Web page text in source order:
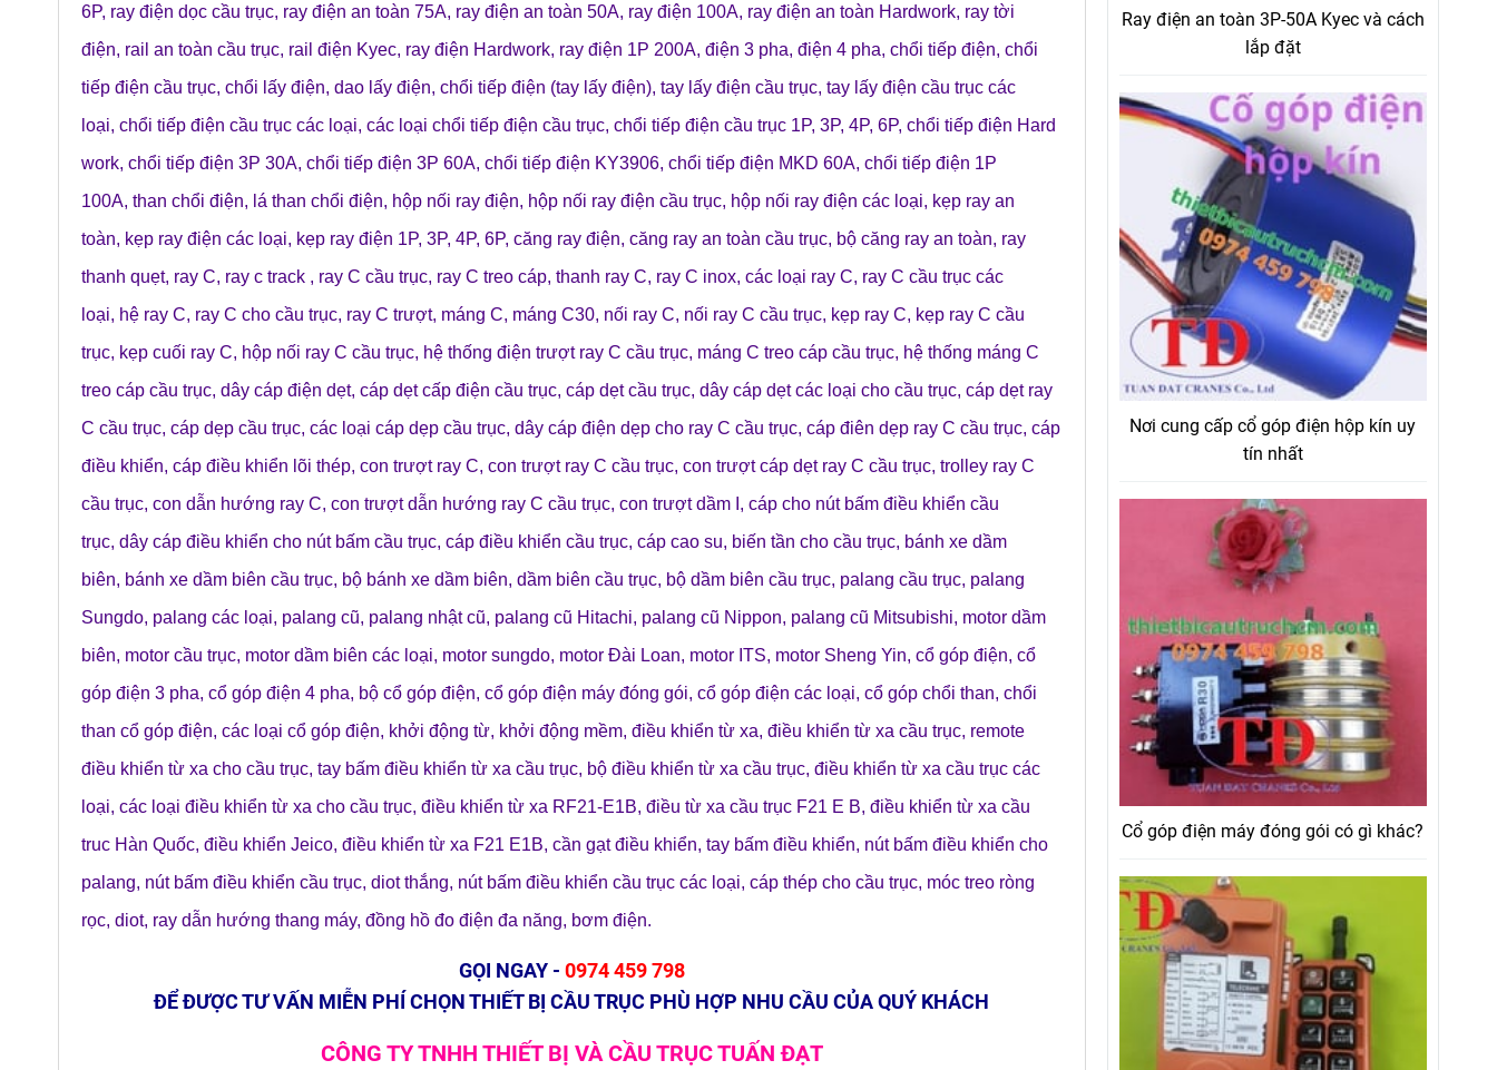
6P, ray điện dọc cầu trục, ray điện an toàn 75A, ray điện an toàn 50A, ray điện 100A, ray điện an toàn Hardwork, ray tời
điện, rail an toàn cầu trục, rail điện Kyec, ray điện Hardwork, ray điện 1P 200A, điện 3 pha, điện 4 pha, chổi tiếp điện, chổi
tiếp điện cầu trục, chổi lấy điện, dao lấy điện, chổi tiếp điện (tay lấy điện), tay lấy điện cầu trục, tay lấy điện cầu trục các
loại, chổi tiếp điện cầu trục các loại, các loại chổi tiếp điện cầu trục, chổi tiếp điện cầu trục 1P, 3P, 4P, 6P, chổi tiếp điện Hard
work, chổi tiếp điện 3P 30A, chổi tiếp điện 3P 60A, chổi tiếp điện KY3906, chổi tiếp điện MKD 60A, chổi tiếp điện 1P
100A, than chổi điện, lá than chổi điện, hộp nối ray điện, hộp nối ray điện cầu trục, hộp nối ray điện các loại, kẹp ray an
toàn, kẹp ray điện các loại, kẹp ray điện 1P, 3P, 4P, 6P, căng ray điện, căng ray an toàn cầu trục, bộ căng ray an toàn, ray
thanh quẹt, ray C, ray c track , ray C cầu trục, ray C treo cáp, thanh ray C, ray C inox, các loại ray C, ray C cầu trục các
loại, hệ ray C, ray C cho cầu trục, ray C trượt, máng C, máng C30, nối ray C, nối ray C cầu trục, kẹp ray C, kẹp ray C cầu
trục, kẹp cuối ray C, hộp nối ray C cầu trục, hệ thống điện trượt ray C cầu trục, máng C treo cáp cầu trục, hệ thống máng C
treo cáp cầu trục, dây cáp điện dẹt, cáp dẹt cấp điện cầu trục, cáp dẹt cầu trục, dây cáp dẹt các loại cho cầu trục, cáp dẹt ray
C cầu trục, cáp dẹp cầu trục, các loại cáp dẹp cầu trục, dây cáp điện dẹp cho ray C cầu trục, cáp điên dẹp ray C cầu trục, cáp
điều khiển, cáp điều khiển lõi thép, con trượt ray C, con trượt ray C cầu trục, con trượt cáp dẹt ray C cầu trục, trolley ray C
cầu trục, con dẫn hướng ray C, con trượt dẫn hướng ray C cầu trục, con trượt dầm I , cáp cho nút bấm điều khiển cầu
trục, dây cáp điều khiển cho nút bấm cầu trục, cáp điều khiển cầu trục, cáp cao su, biến tần cho cầu trục, bánh xe dầm
biên, bánh xe dầm biên cầu trục, bộ bánh xe dầm biên, dầm biên cầu trục, bộ dầm biên cầu trục, palang cầu trục, palang
Sungdo, palang các loại, palang cũ, palang nhật cũ, palang cũ Hitachi, palang cũ Nippon, palang cũ Mitsubishi, motor dầm
biên, motor cầu trục, motor dầm biên các loại, motor sungdo, motor Đài Loan, motor ITS, motor Sheng Yin, cổ góp điện, cổ
góp điện 3 pha, cổ góp điện 4 pha, bộ cổ góp điện, cổ góp điện máy đóng gói, cổ góp điện các loại, cổ góp chổi than, chổi
than cổ góp điện, các loại cổ góp điện, khởi động từ, khởi động mềm, điều khiển từ xa, điều khiển từ xa cầu trục, remote
điều khiển từ xa cho cầu trục, tay bấm điều khiển từ xa cầu trục, bộ điều khiển từ xa cầu trục, điều khiển từ xa cầu trục các
loại, các loại điều khiển từ xa cho cầu trục, điều khiển từ xa RF21-E1B, điều từ xa cầu trục F21 E B, điều khiển từ xa cầu
truc Hàn Quốc, điều khiển Jeico, điều khiển từ xa F21 E1B, cần gạt điều khiển, tay bấm điều khiển, nút bấm điều khiển cho
palang, nút bấm điều khiển cầu trục, diot thắng, nút bấm điều khiển cầu trục các loại, cáp thép cho cầu trục, móc treo ròng
rọc, diot, ray dẫn hướng thang máy, đồng hồ đo điện đa năng, bơm điện.
GỌI NGAY - 0974 459 798
ĐỂ ĐƯỢC TƯ VẤN MIỄN PHÍ CHỌN THIẾT BỊ CẦU TRỤC PHÙ HỢP NHU CẦU CỦA QUÝ KHÁCH
CÔNG TY TNHH THIẾT BỊ VÀ CẦU TRỤC TUẤN ĐẠT
Ray điện an toàn 3P-50A Kyec và cách
lắp đặt
Nơi cung cấp cổ góp điện hộp kín uy
tín nhất
Cổ góp điện máy đóng gói có gì khác?